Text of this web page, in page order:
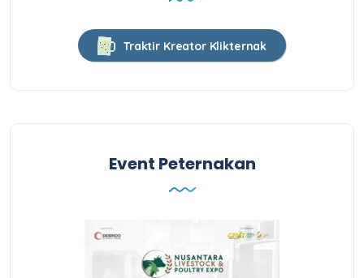
Traktir Kreator Klikternak
Event Peternakan